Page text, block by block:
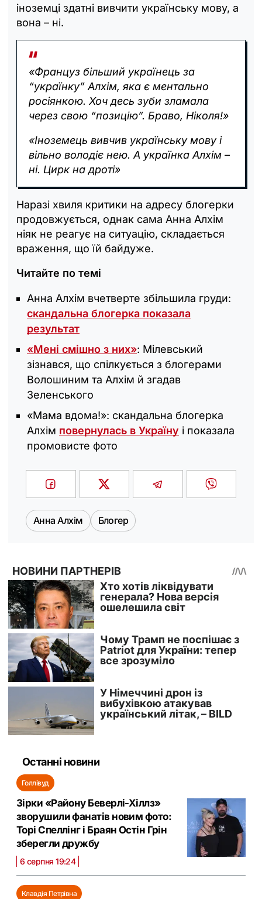
іноземці здатні вивчити українську мову, а
вона – ні.
«Француз більший українець за
“українку” Алхім, яка є ментально
росіянкою. Хоч десь зуби зламала
через свою “позицію”. Браво, Ніколя!»
«Іноземець вивчив українську мову і
вільно володіє нею. А українка Алхім –
ні. Цирк на дроті»
Наразі хвиля критики на адресу блогерки
продовжується, однак сама Анна Алхім
ніяк не реагує на ситуацію, складається
враження, що їй байдуже.
Читайте по темі
Анна Алхім вчетверте збільшила груди:
скандальна блогерка показала
результат
«Мені смішно з них»: Мілевський
зізнався, що спілкується з блогерами
Волошиним та Алхім й згадав
Зеленського
«Мама вдома‎!»: скандальна блогерка
Алхім повернулась в Україну і показала
промовисте фото
Анна Алхім Блогер
Останні новини
Голлівуд
Зірки «Району Беверлі-Хіллз»
зворушили фанатів новим фото:
Торі Спеллінг і Браян Остін Грін
зберегли дружбу
6 серпня 19:24
Клавдія Петрівна